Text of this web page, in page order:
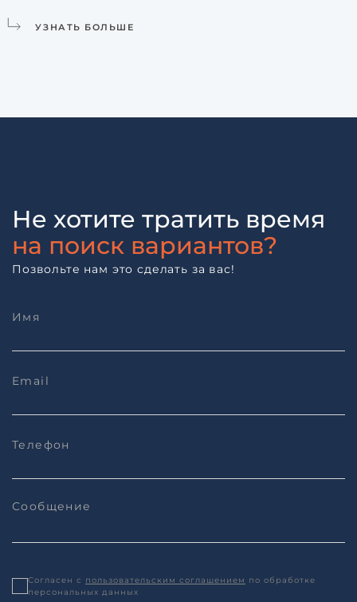
УЗНАТЬ БОЛЬШЕ
Не хотите тратить время
на поиск вариантов?
Позвольте нам это сделать за вас!
Согласен с пользовательским соглашением по обработке
персональных данных